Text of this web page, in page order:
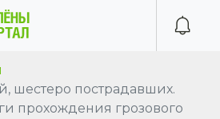
шестеро пострадавших.
прохождения грозового